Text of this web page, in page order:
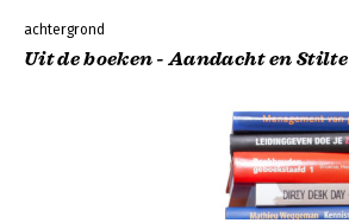
achtergrond
Uit de boeken - Aandacht en Stilte